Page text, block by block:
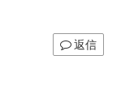
返信